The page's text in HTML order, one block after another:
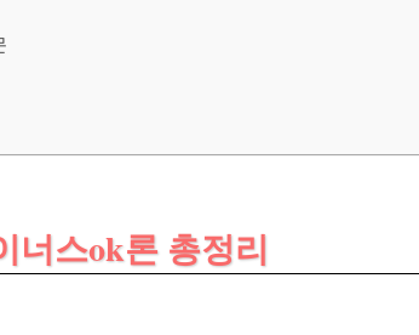
너스ok론 총정리